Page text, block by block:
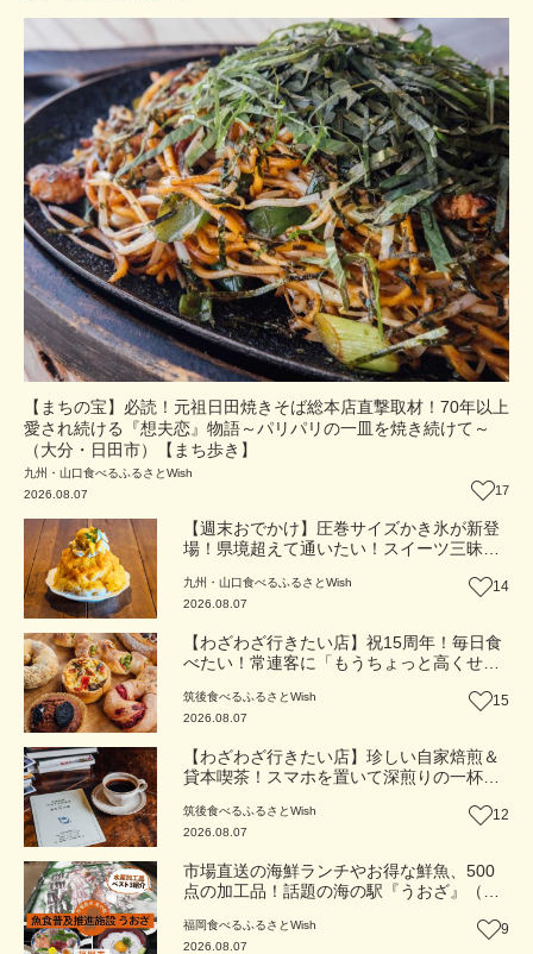
【まちの宝】必読！元祖日田焼きそば総本店直撃取材！70年以上
愛され続ける『想夫恋』物語～パリパリの一皿を焼き続けて～
（大分・日田市）【まち歩き】
九州・山口食べる ふるさとWish
2026.08.07
17
【週末おでかけ】圧巻サイズかき氷が新登
場！県境超えて通いたい！スイーツ三昧の
（大分・日田市）【まち歩き】
九州・山口食べる ふるさとWish
2026.08.07
14
【わざわざ行きたい店】祝15周年！毎日食
べたい！常連客に「もうちょっと高くせん
おいしいもの『ニコパン』（福岡・大木
町）【まち歩き】
筑後食べる ふるさとWish
2026.08.07
15
【わざわざ行きたい店】珍しい自家焙煎＆
貸本喫茶！スマホを置いて深煎りの一杯と
る珈琲店／貸本 利文庫』（福岡・大木町）
【まち歩き】
筑後食べる ふるさとWish
2026.08.07
12
市場直送の海鮮ランチやお得な鮮魚、500
点の加工品！話題の海の駅『うおざ』（福
福岡食べる ふるさとWish
2026.08.07
9